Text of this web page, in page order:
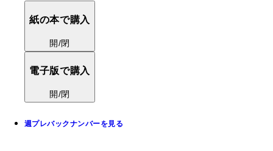
紙の本で購入
開/閉
電子版で購入
開/閉
週プレバックナンバーを見る